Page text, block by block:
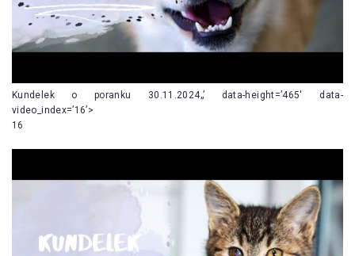
Kundelek o poranku 30.11.2024„’ data-height=’465′ data-
video_index=’16’>
16